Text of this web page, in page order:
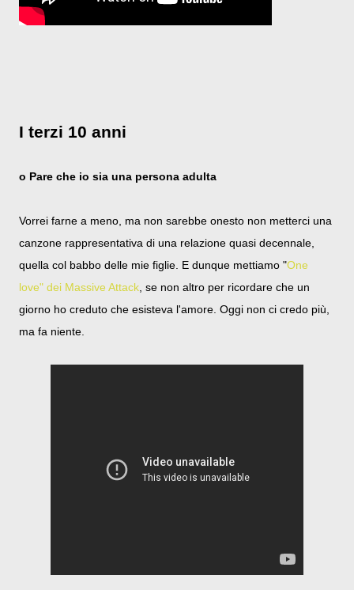
I terzi 10 anni
o Pare che io sia una persona adulta
Vorrei farne a meno, ma non sarebbe onesto non metterci una
canzone rappresentativa di una relazione quasi decennale,
quella col babbo delle mie figlie. E dunque mettiamo "One
love" dei Massive Attack , se non altro per ricordare che un
giorno ho creduto che esisteva l'amore. Oggi non ci credo più,
ma fa niente.